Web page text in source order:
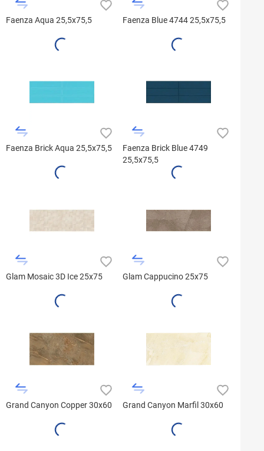
Faenza Aqua 25,5x75,5 Faenza Blue 4744 25,5x75,5
Faenza Brick Aqua 25,5x75,5
Faenza Brick Blue 4749
25,5x75,5
Glam Mosaic 3D Ice 25x75 Glam Cappucino 25x75
Grand Canyon Copper 30x60 Grand Canyon Marfil 30x60